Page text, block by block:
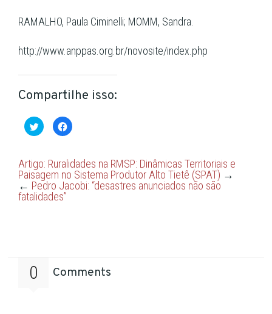
RAMALHO, Paula Ciminelli; MOMM, Sandra.
http://www.anppas.org.br/novosite/index.php
Compartilhe isso:
Clique
para
compartilhar
em
nova
janela)
Clique
para
em
nova
janela)
Artigo: Ruralidades na RMSP: Dinâmicas Territoriais e
Paisagem no Sistema Produtor Alto Tietê (SPAT) →
← Pedro Jacobi: “desastres anunciados não são
fatalidades”
0 Comments